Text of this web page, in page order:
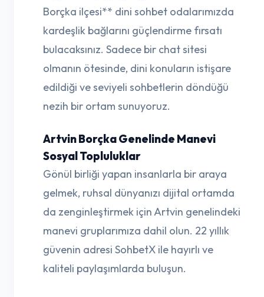
Borçka ilçesi** dini sohbet odalarımızda
kardeşlik bağlarını güçlendirme fırsatı
bulacaksınız. Sadece bir chat sitesi
olmanın ötesinde, dini konuların istişare
edildiği ve seviyeli sohbetlerin döndüğü
nezih bir ortam sunuyoruz.
Artvin Borçka Genelinde Manevi
Sosyal Topluluklar
Gönül birliği yapan insanlarla bir araya
gelmek, ruhsal dünyanızı dijital ortamda
da zenginleştirmek için Artvin genelindeki
manevi gruplarımıza dahil olun. 22 yıllık
güvenin adresi SohbetX ile hayırlı ve
kaliteli paylaşımlarda buluşun.